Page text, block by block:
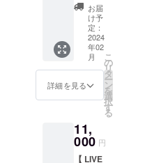
ますの
で当日
受け取
りが可
能な方
はLIVE
会場受
け取り
ver.をご
せ。
名前＆
メッ
セージ
入りプ
リク
ラ」の
推しメ
ン選択
IRO・如
月サ
ラ・七
トゥー
シール&
キミに
向けた
世界で1
枚だけ
の推し
メンそ
ろプリ
ト！ 支
援者様
お一人
お届
け予
定：
2024
年02
月
詳細を見る
こ
の
リ
タ
ー
ン
を
選
択
す
る
11,
000 円
【 LIVE